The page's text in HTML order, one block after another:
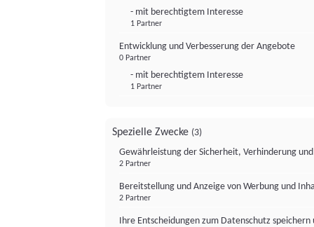
- mit berechtigtem Interesse
1 Partner
Entwicklung und Verbesserung der Angebote
0 Partner
- mit berechtigtem Interesse
1 Partner
Spezielle Zwecke (3)
Gewährleistung der Sicherheit, Verhinderung
2 Partner
Bereitstellung und Anzeige von Werbung und
2 Partner
Ihre Entscheidungen zum Datenschutz